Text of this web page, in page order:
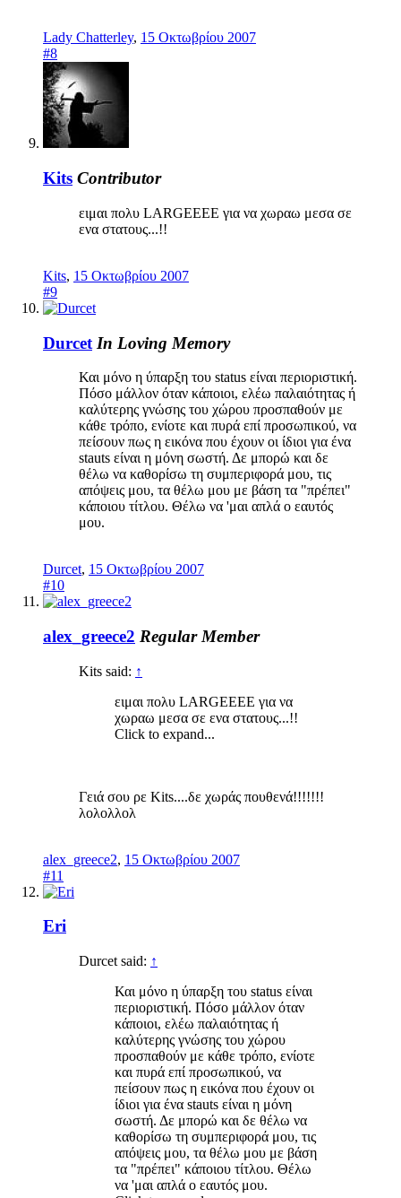
Lady Chatterley, 15 Οκτωβρίου 2007
#8
Kits Contributor
ειμαι πολυ LARGEEEE για να χωραω μεσα σε
ενα στατους...!!
Kits, 15 Οκτωβρίου 2007
#9
Durcet In Loving Memory
Και μόνο η ύπαρξη του status είναι περιοριστική.
Πόσο μάλλον όταν κάποιοι, ελέω παλαιότητας ή
καλύτερης γνώσης του χώρου προσπαθούν με
κάθε τρόπο, ενίοτε και πυρά επί προσωπικού, να
πείσουν πως η εικόνα που έχουν οι ίδιοι για ένα
stauts είναι η μόνη σωστή. Δε μπορώ και δε
θέλω να καθορίσω τη συμπεριφορά μου, τις
απόψεις μου, τα θέλω μου με βάση τα "πρέπει"
κάποιου τίτλου. Θέλω να 'μαι απλά ο εαυτός
μου.
Durcet, 15 Οκτωβρίου 2007
#10
alex_greece2 Regular Member
Kits said: ↑
ειμαι πολυ LARGEEEE για να
χωραω μεσα σε ενα στατους...!!
Click to expand...
Γειά σου ρε Κits....δε χωράς πουθενά!!!!!!!
λολολλολ
alex_greece2, 15 Οκτωβρίου 2007
#11
Eri
Durcet said: ↑
Και μόνο η ύπαρξη του status είναι
περιοριστική. Πόσο μάλλον όταν
κάποιοι, ελέω παλαιότητας ή
καλύτερης γνώσης του χώρου
προσπαθούν με κάθε τρόπο, ενίοτε
και πυρά επί προσωπικού, να
πείσουν πως η εικόνα που έχουν οι
ίδιοι για ένα stauts είναι η μόνη
σωστή. Δε μπορώ και δε θέλω να
καθορίσω τη συμπεριφορά μου, τις
απόψεις μου, τα θέλω μου με βάση
τα "πρέπει" κάποιου τίτλου. Θέλω
να 'μαι απλά ο εαυτός μου.